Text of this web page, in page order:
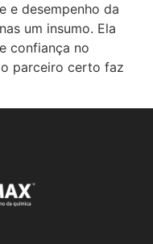
e desempenho da
um insumo. Ela
confiança no
parceiro certo faz